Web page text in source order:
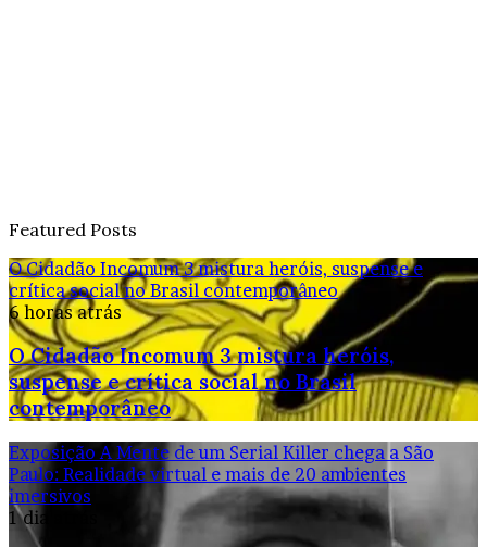
Featured Posts
O Cidadão Incomum 3 mistura heróis, suspense e
crítica social no Brasil contemporâneo
6 horas atrás
O Cidadão Incomum 3 mistura heróis,
suspense e crítica social no Brasil
contemporâneo
Exposição A Mente de um Serial Killer chega a São
Paulo: Realidade virtual e mais de 20 ambientes
imersivos
1 dia atrás